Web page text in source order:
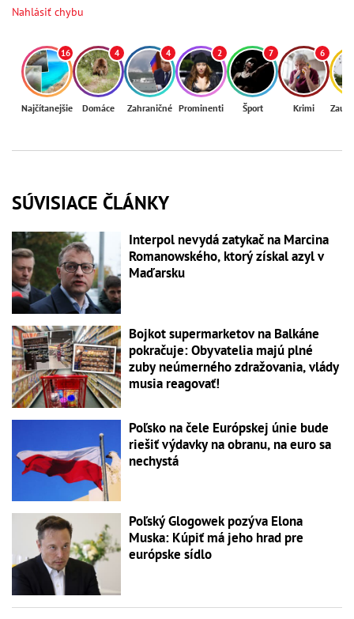
Nahlásiť chybu
16
Najčítanejšie
4
Domáce
4
Zahraničné
2
Prominenti
7
Šport
6
Krimi
SÚVISIACE ČLÁNKY
Interpol nevydá zatykač na Marcina
Romanowského, ktorý získal azyl v
Maďarsku
Bojkot supermarketov na Balkáne
pokračuje: Obyvatelia majú plné
zuby neúmerného zdražovania, vlády
musia reagovať!
Poľsko na čele Európskej únie bude
riešiť výdavky na obranu, na euro sa
nechystá
Poľský Glogowek pozýva Elona
Muska: Kúpiť má jeho hrad pre
európske sídlo